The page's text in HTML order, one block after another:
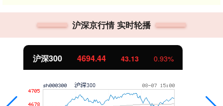
沪深京行情 实时轮播
北证50 1134.24 11.37 1.01%